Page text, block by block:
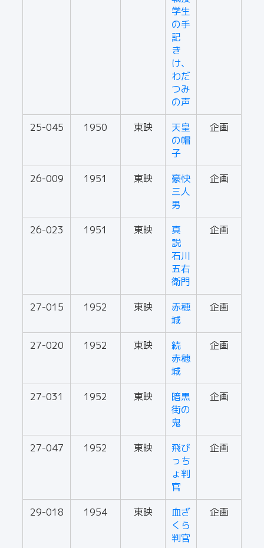
学生
の手
記
き
け、
わだ
つみ
の声
25-045 1950 東映
天皇
の帽
子
企画
26-009 1951 東映
豪快
三人
男
企画
26-023 1951 東映
真
説
石川
五右
衛門
企画
27-015 1952 東映
赤穂
城
企画
27-020 1952 東映
続
赤穂
城
企画
27-031 1952 東映
暗黒
街の
鬼
企画
27-047 1952 東映
飛び
っち
ょ判
官
企画
29-018 1954 東映
血ざ
くら
判官
企画